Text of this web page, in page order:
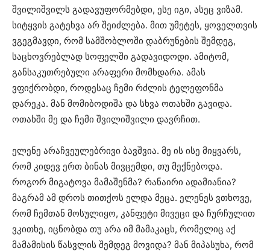
შვილიშვილს გადავუფორმებდი, ესე იგი, ასეც ვიზამ.
სიტყვის გატეხვა არ შეიძლება. მით უმეტეს, ყოველთვის
ვგეგმავდი, რომ სამშობლოში დაბრუნების შემდეგ,
საცხოვრებლად სოფელში გადავიდოდი. ამიტომ,
განსაკუთრებული არაფერი მომხდარა. ამას
ვფიქრობდი, როდესაც ჩემი რძლის ტელეფონმა
დარეკა. მან მომიბოდიშა და სხვა ოთახში გავიდა.
ოთახში მე და ჩემი შვილიშვილი დავრჩით.
ელენე არაჩვეულებრივი ბავშვია. მე ის ისე მიყვარს,
რომ კიდევ ერთ ბინას მივცემდი, თუ მექნებოდა.
როგორ მიგატოვა მამაშენმა? რანაირი ადამიანია?
მაგრამ ამ დროს თითქოს ელდა მეცა. ელენეს ვთხოვე,
რომ ჩემთან მოსულიყო, კანფეტი მივეცი და ჩურჩულით
ვკითხე, იცნობდა თუ არა იმ მამაკაცს, რომელიც აქ
მამამისის წასვლის შემდეგ მოვიდა? მან მიპასუხა, რომ